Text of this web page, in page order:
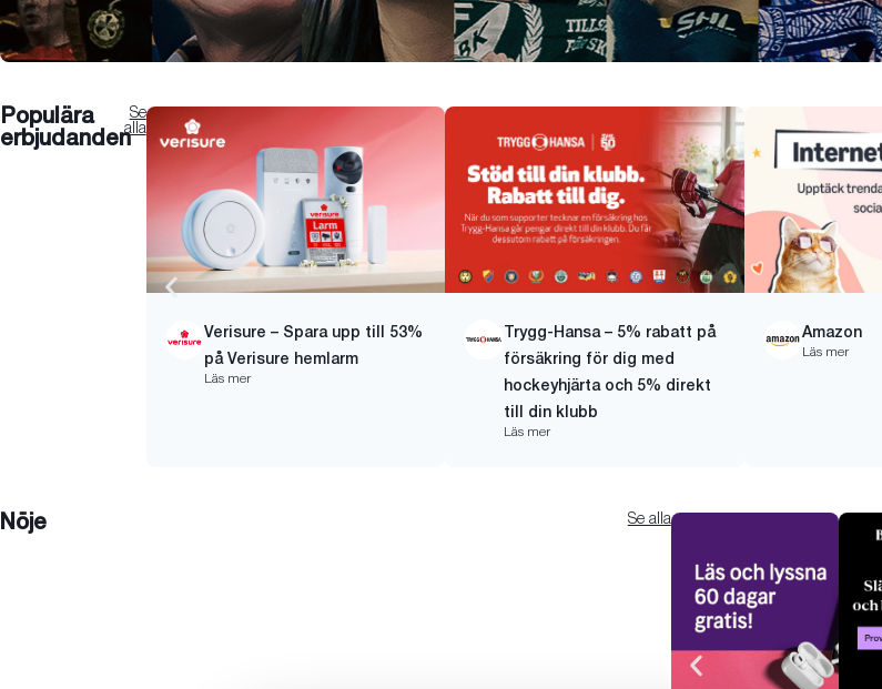
Populära
erbjudanden
Se
alla
Verisure – Spara upp till 53%
på Verisure hemlarm
Läs mer
Trygg-Hansa – 5% rabatt på
försäkring för dig med
hockeyhjärta och 5% direkt
till din klubb
Läs mer
Amazon
Läs mer
Nöje Se alla